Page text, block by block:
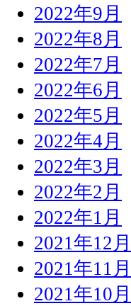
2022年9月
2022年8月
2022年7月
2022年6月
2022年5月
2022年4月
2022年3月
2022年2月
2022年1月
2021年12月
2021年11月
2021年10月